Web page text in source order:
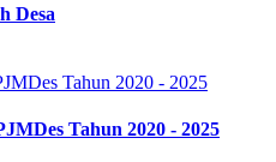
Desa
Tahun 2020 - 2025